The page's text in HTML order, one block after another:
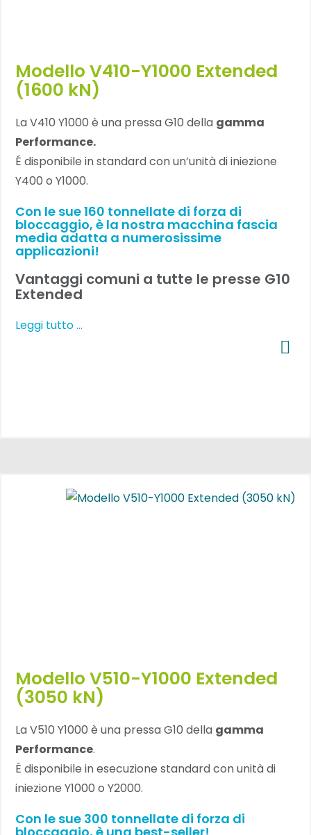
Modello V410-Y1000 Extended
(1600 kN)
La V410 Y1000 è una pressa G10 della gamma
Performance.
É disponibile in standard con un’unità di iniezione
Y400 o Y1000.
Con le sue 160 tonnellate di forza di
bloccaggio, è la nostra macchina fascia
media adatta a numerosissime
applicazioni!
Vantaggi comuni a tutte le presse G10
Extended
Leggi tutto …
Modello V510-Y1000 Extended
(3050 kN)
La V510 Y1000 è una pressa G10 della gamma
Performance.
É disponibile in esecuzione standard con unità di
iniezione Y1000 o Y2000.
Con le sue 300 tonnellate di forza di